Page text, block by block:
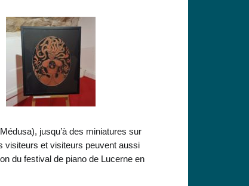
jusqu’à des miniatures sur
visiteurs et visiteurs peuvent aussi
du festival de piano de Lucerne en